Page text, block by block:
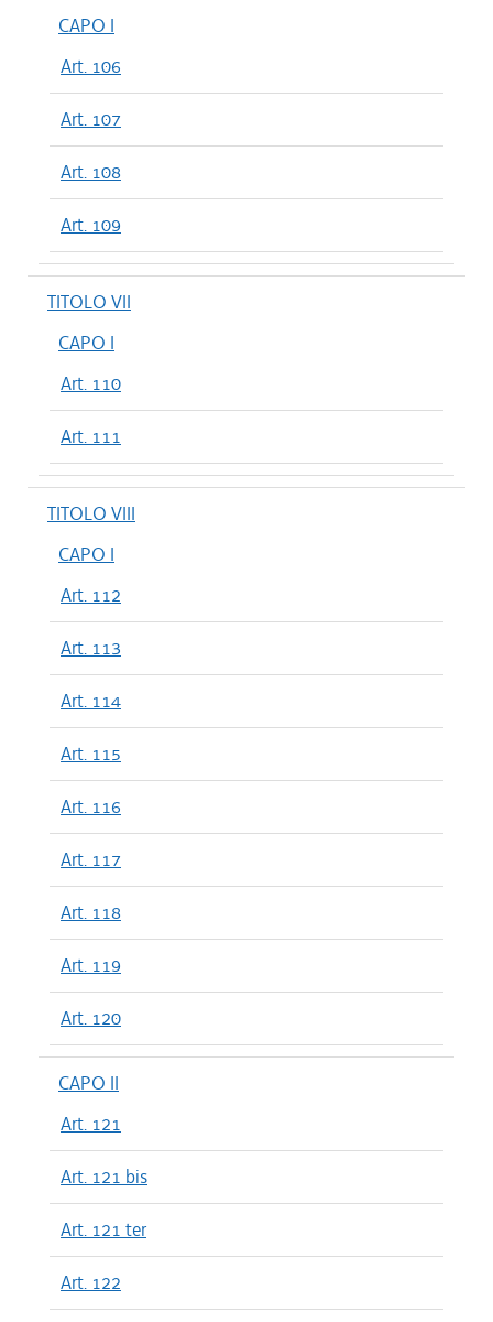
CAPO I
Art. 106
Art. 107
Art. 108
Art. 109
TITOLO VII
CAPO I
Art. 110
Art. 111
TITOLO VIII
CAPO I
Art. 112
Art. 113
Art. 114
Art. 115
Art. 116
Art. 117
Art. 118
Art. 119
Art. 120
CAPO II
Art. 121
Art. 121 bis
Art. 121 ter
Art. 122